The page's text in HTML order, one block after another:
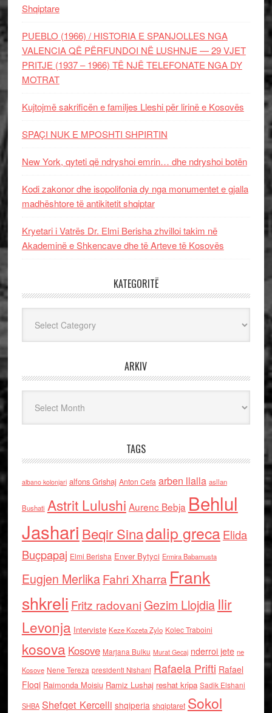
Shqiptare
PUEBLO (1966) / HISTORIA E SPANJOLLES NGA
VALENCIA QË PËRFUNDOI NË LUSHNJE — 29 VJET
PRITJE (1937 – 1966) TË NJË TELEFONATE NGA DY
MOTRAT
Kujtojmë sakrificën e familjes Lleshi për lirinë e Kosovës
SPAÇI NUK E MPOSHTI SHPIRTIN
New York, qyteti që ndryshoi emrin… dhe ndryshoi botën
Kodi zakonor dhe isopolifonia dy nga monumentet e gjalla
madhështore të antikitetit shqiptar
Kryetari i Vatrës Dr. Elmi Berisha zhvilloi takim në
Akademinë e Shkencave dhe të Arteve të Kosovës
KATEGORITË
ARKIV
TAGS
albano kolonjari alfons Grishaj Anton Cefa arben llalla asllan
Bushati Astrit Lulushi Aurenc Bebja Behlul
Jashari Beqir Sinadalip grecaElida
Buçpapaj Elmi Berisha Enver Bytyci Ermira Babamusta
Eugjen MerlikaFahri Xharra Frank
shkreli Fritz radovaniGezim Llojdia Ilir
Levonja Interviste Keze Kozeta Zylo Kolec Traboini
kosova Kosove Marjana Bulku Murat Gecaj nderroi jete ne
Kosove Nene Tereza presidenti Nishani Rafaela Prifti Rafael
Floqi Raimonda Moisiu Ramiz Lushaj reshat kripa Sadik Elshani
SHBA Shefqet Kercelli shqiperia shqiptaret Sokol